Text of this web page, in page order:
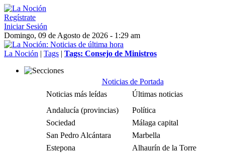
Regístrate
Iniciar Sesión
Domingo, 09 de Agosto de 2026 - 1:29 am
La Noción | Tags | Tags: Consejo de Ministros
Noticias de Portada
Noticias más leídas
Últimas noticias
Andalucía (provincias)
Política
Sociedad
Málaga capital
San Pedro Alcántara
Marbella
Estepona
Alhaurín de la Torre